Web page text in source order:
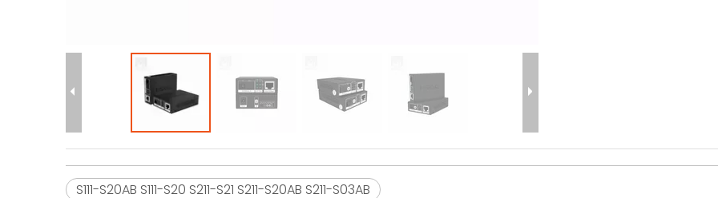
S111-S20AB S111-S20 S211-S21 S211-S20AB S211-S03AB